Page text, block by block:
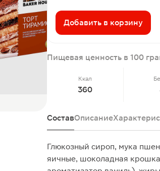
Добавить в корзину
Пищевая ценность в 100
Ккал
360
СоставОписание
Глюкозный сироп, мука
яичные, шоколадная